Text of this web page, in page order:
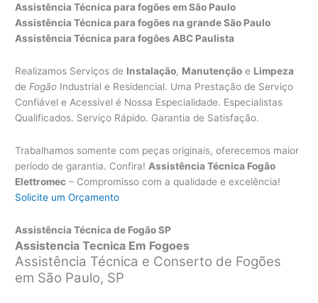
Assistência Técnica para fogões em São Paulo
Assistência Técnica para fogões na grande São Paulo
Assistência Técnica para fogões ABC Paulista
Realizamos Serviços de Instalação, Manutenção e Limpeza
de Fogão Industrial e Residencial. Uma Prestação de Serviço
Confiável e Acessível é Nossa Especialidade. Especialistas
Qualificados. Serviço Rápido. Garantia de Satisfação.
Trabalhamos somente com peças originais, oferecemos maior
período de garantia. Confira! Assistência Técnica Fogão
Elettromec – Compromisso com a qualidade e excelência!
Solicite um Orçamento
Assistência Técnica de Fogão SP
Assistencia Tecnica Em Fogoes
Assistência Técnica e Conserto de Fogões
em São Paulo, SP